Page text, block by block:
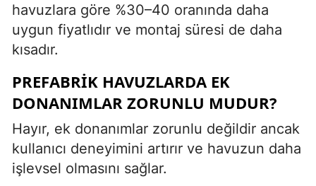
havuzlara göre %30–40 oranında daha
uygun fiyatlıdır ve montaj süresi de daha
kısadır.
PREFABRIK HAVUZLARDA EK
DONANIMLAR ZORUNLU MUDUR?
Hayır, ek donanımlar zorunlu değildir ancak
kullanıcı deneyimini artırır ve havuzun daha
işlevsel olmasını sağlar.